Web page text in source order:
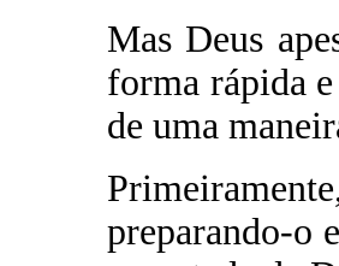
Mas Deus
forma rápida
de uma
preparando-o